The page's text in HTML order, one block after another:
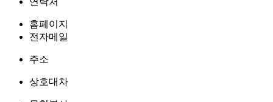
홈페이지
전자메일
주소
상호대차